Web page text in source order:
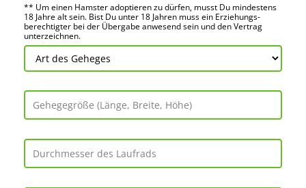
** Um einen Hamster adoptieren zu dürfen, musst Du mindes­tens
18 Jahre alt sein. Bist Du unter 18 Jahren muss ein Erziehungs­
berechtigter bei der Über­gabe anwes­end sein und den Vertrag
unter­zeichnen.